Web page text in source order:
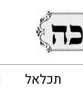
תכלאל